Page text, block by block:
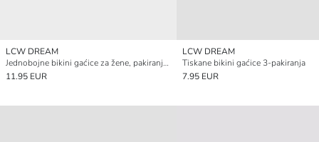
LCW DREAM
Jednobojne bikini gaćice za žene, pakiranje od 5 komada
11.95 EUR
LCW DREAM
Tiskane bikini gaćice 3-pakiranja
7.95 EUR